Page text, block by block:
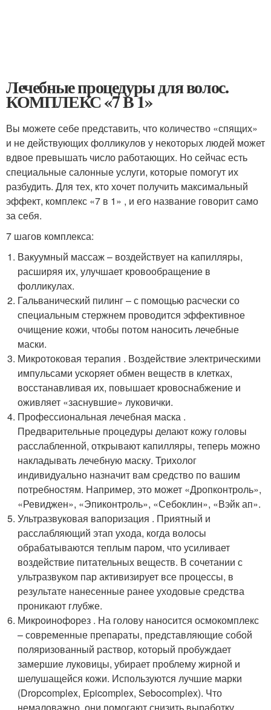
Лечебные процедуры для волос.
КОМПЛЕКС «7 В 1»
Вы можете себе представить, что количество «спящих»
и не действующих фолликулов у некоторых людей может
вдвое превышать число работающих. Но сейчас есть
специальные салонные услуги, которые помогут их
разбудить. Для тех, кто хочет получить максимальный
эффект, комплекс «7 в 1» , и его название говорит само
за себя.
7 шагов комплекса:
Вакуумный массаж – воздействует на капилляры,
расширяя их, улучшает кровообращение в
фолликулах.
Гальванический пилинг – с помощью расчески со
специальным стержнем проводится эффективное
очищение кожи, чтобы потом наносить лечебные
маски.
Микротоковая терапия . Воздействие электрическими
импульсами ускоряет обмен веществ в клетках,
восстанавливая их, повышает кровоснабжение и
оживляет «заснувшие» луковички.
Профессиональная лечебная маска .
Предварительные процедуры делают кожу головы
расслабленной, открывают капилляры, теперь можно
накладывать лечебную маску. Трихолог
индивидуально назначит вам средство по вашим
потребностям. Например, это может «Дропконтроль»,
«Ревиджен», «Эпиконтроль», «Себоклин», «Вэйк ап».
Ультразвуковая вапоризация . Приятный и
расслабляющий этап ухода, когда волосы
обрабатываются теплым паром, что усиливает
воздействие питательных веществ. В сочетании с
ультразвуком пар активизирует все процессы, в
результате нанесенные ранее уходовые средства
проникают глубже.
Микроинофорез . На голову наносится осмокомплекс
– современные препараты, представляющие собой
поляризованный раствор, который пробуждает
замершие луковицы, убирает проблему жирной и
шелушащейся кожи. Используются лучшие марки
(Dropcomplex, Epicomplex, Sebocomplex). Что